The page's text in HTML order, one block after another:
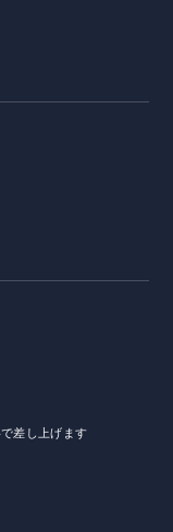
差し上げます